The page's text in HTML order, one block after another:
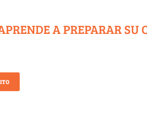
A PREPARAR SU